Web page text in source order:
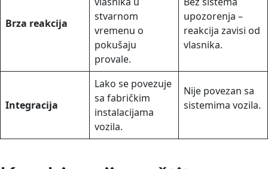
Brza reakcija
stvarnom
vremenu o
pokušaju
provale.
upozorenja –
reakcija zavisi od
vlasnika.
Integracija
Lako se povezuje
sa fabričkim
instalacijama
vozila.
Nije povezan sa
sistemima vozila.